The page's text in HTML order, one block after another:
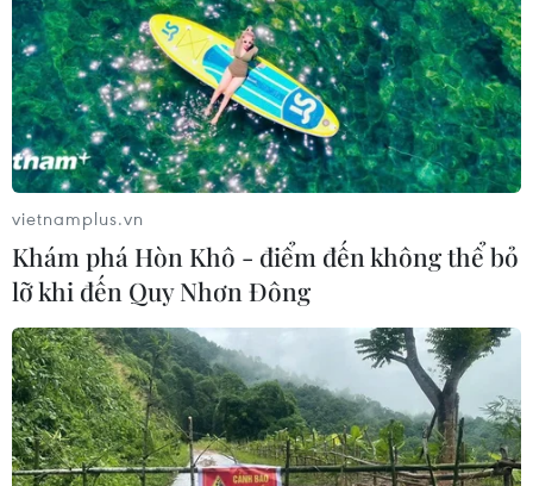
vietnamplus.vn
Khám phá Hòn Khô - điểm đến không thể bỏ
lỡ khi đến Quy Nhơn Đông